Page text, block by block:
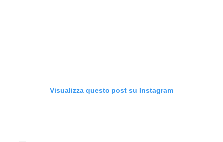
Visualizza questo post su Instagram